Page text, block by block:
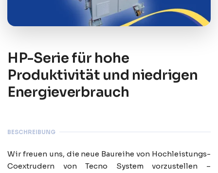
HP-Serie für hohe
Produktivität und niedrigen
Energieverbrauch
BESCHREIBUNG
Wir freuen uns, die neue Baureihe von Hochleistungs-
Coextrudern von Tecno System vorzustellen –